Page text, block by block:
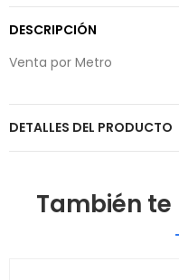
DESCRIPCIÓN
Venta por Metro
DETALLES DEL PRODUCTO
También